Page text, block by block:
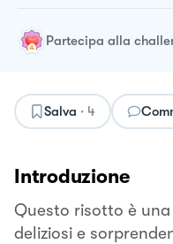
Partecipa alla
Salva · 4
Introduzione
Questo risotto è
deliziosi e